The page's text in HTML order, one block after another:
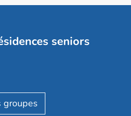
seniors